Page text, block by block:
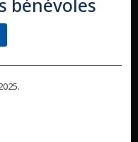
bénévoles